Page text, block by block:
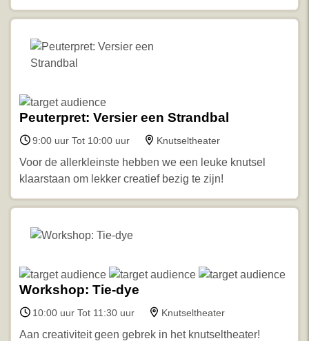
Peuterpret: Versier een Strandbal
9:00 uur Tot 10:00 uur Knutseltheater
Voor de allerkleinste hebben we een leuke knutsel
klaarstaan om lekker creatief bezig te zijn!
Workshop: Tie-dye
10:00 uur Tot 11:30 uur Knutseltheater
Aan creativiteit geen gebrek in het knutseltheater!